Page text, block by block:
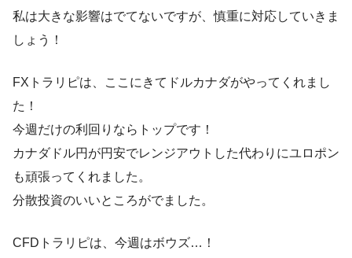
私は大きな影響はでてないですが、慎重に対応していきま
しょう！
FXトラリピは、ここにきてドルカナダがやってくれまし
た！
今週だけの利回りならトップです！
カナダドル円が円安でレンジアウトした代わりにユロポン
も頑張ってくれました。
分散投資のいいところがでました。
CFDトラリピは、今週はボウズ…！